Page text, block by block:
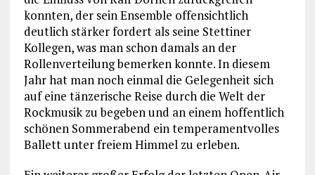
konnten, der sein Ensemble offensichtlich
deutlich stärker fordert als seine Stettiner
Kollegen, was man schon damals an der
Rollenverteilung bemerken konnte. In diesem
Jahr hat man noch einmal die Gelegenheit sich
auf eine tänzerische Reise durch die Welt der
Rockmusik zu begeben und an einem hoffentlich
schönen Sommerabend ein temperamentvolles
Ballett unter freiem Himmel zu erleben.